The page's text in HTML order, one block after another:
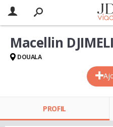
Macellin DJIMELI
DOUALA
PROFIL